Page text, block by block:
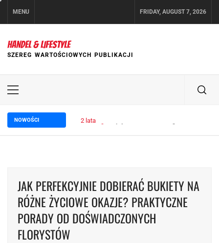
MENU FRIDAY, AUGUST 7, 2026
HANDEL & LIFESTYLE
SZEREG WARTOŚCIOWYCH PUBLIKACJI
Primary
NOWOŚCI 2 lata ago
JAK PERFEKCYJNIE DOBIERAĆ BUKIETY NA
RÓŻNE ŻYCIOWE OKAZJE? PRAKTYCZNE
PORADY OD DOŚWIADCZONYCH
FLORYSTÓW